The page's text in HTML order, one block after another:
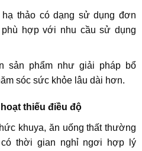
thảo có dạng sử dụng đơn
hợp với nhu cầu sử dụng
sản phẩm như giải pháp bổ
sóc sức khỏe lâu dài hơn.
thiếu điều độ
khuya, ăn uống thất thường
có thời gian nghỉ ngơi hợp lý